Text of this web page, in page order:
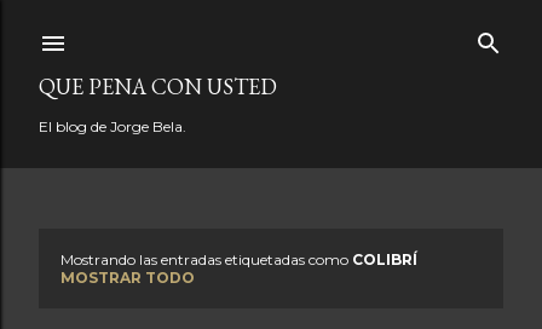
QUE PENA CON USTED
El blog de Jorge Bela.
Mostrando las entradas etiquetadas como COLIBRÍ
MOSTRAR TODO